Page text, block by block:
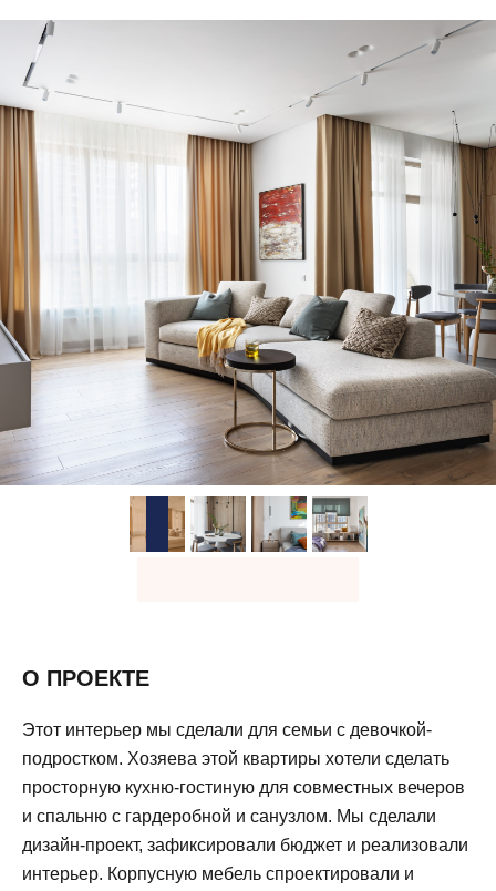
О ПРОЕКТЕ
Этот интерьер мы сделали для семьи с девочкой-
подростком. Хозяева этой квартиры хотели сделать
просторную кухню-гостиную для совместных вечеров
и спальню с гардеробной и санузлом. Мы сделали
дизайн-проект, зафиксировали бюджет и реализовали
интерьер. Корпусную мебель спроектировали и